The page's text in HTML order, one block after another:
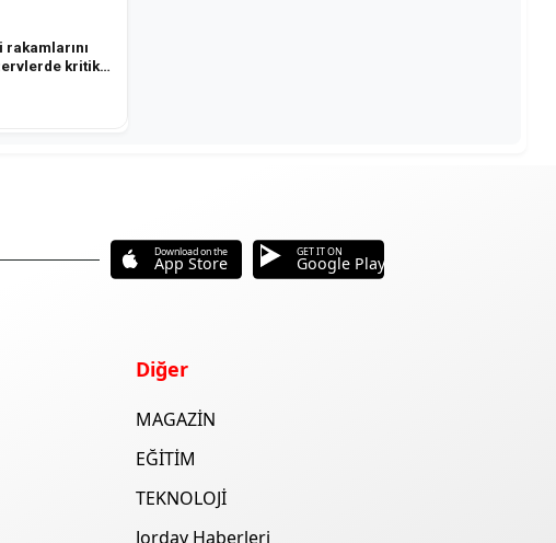
kritik
Download on the
App Store
GET IT ON
Google Play
Diğer
MAGAZİN
EĞİTİM
TEKNOLOJİ
Jorday Haberleri